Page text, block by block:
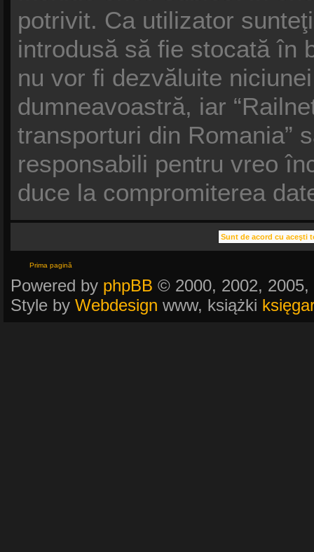
potrivit. Ca utilizator
introdusă să fie stocată în
nu vor fi dezvăluite
dumneavoastră, iar
transporturi din Romania”
responsabili pentru vreo
duce la compromiterea
Prima pagină
Powered by phpBB © 2000, 2002,
Style by Webdesign www, książki